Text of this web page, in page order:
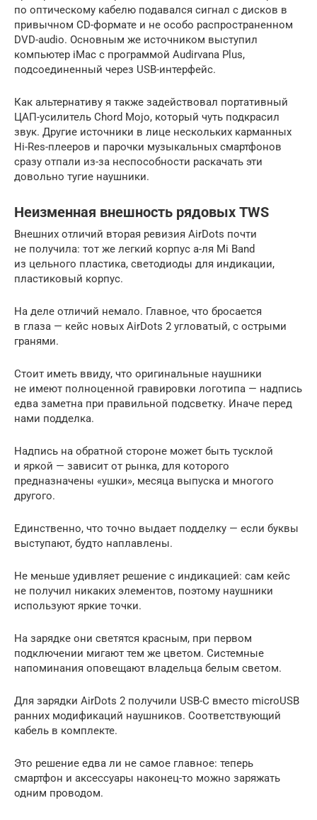
по оптическому кабелю подавался сигнал с дисков в
привычном CD-формате и не особо распространенном
DVD-audio. Основным же источником выступил
компьютер iMac с программой Audirvana Plus,
подсоединенный через USB-интерфейс.
Как альтернативу я также задействовал портативный
ЦАП-усилитель Chord Mojo, который чуть подкрасил
звук. Другие источники в лице нескольких карманных
Hi-Res-плееров и парочки музыкальных смартфонов
сразу отпали из-за неспособности раскачать эти
довольно тугие наушники.
Неизменная внешность рядовых TWS
Внешних отличий вторая ревизия AirDots почти
не получила: тот же легкий корпус а-ля Mi Band
из цельного пластика, светодиоды для индикации,
пластиковый корпус.
На деле отличий немало. Главное, что бросается
в глаза — кейс новых AirDots 2 угловатый, с острыми
гранями.
Стоит иметь ввиду, что оригинальные наушники
не имеют полноценной гравировки логотипа — надпись
едва заметна при правильной подсветку. Иначе перед
нами подделка.
Надпись на обратной стороне может быть тусклой
и яркой — зависит от рынка, для которого
предназначены «ушки», месяца выпуска и многого
другого.
Единственно, что точно выдает подделку — если буквы
выступают, будто наплавлены.
Не меньше удивляет решение с индикацией: сам кейс
не получил никаких элементов, поэтому наушники
используют яркие точки.
На зарядке они светятся красным, при первом
подключении мигают тем же цветом. Системные
напоминания оповещают владельца белым светом.
Для зарядки AirDots 2 получили USB-C вместо microUSB
ранних модификаций наушников. Соответствующий
кабель в комплекте.
Это решение едва ли не самое главное: теперь
смартфон и аксессуары наконец-то можно заряжать
одним проводом.